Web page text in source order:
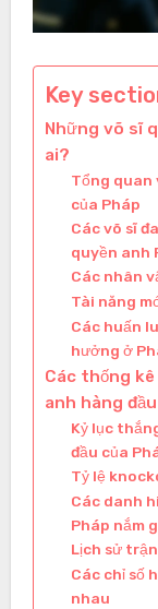
Key
Những võ sĩ
ai?
Tổng quan
của Pháp
Các võ sĩ
quyền anh
Các nhân
Tài năng
Các huấn
hưởng ở
Các thống
anh hàng
Kỷ lục
đầu của
Tỷ lệ
Các danh
Pháp nắm
Lịch sử
Các chỉ số
nhau